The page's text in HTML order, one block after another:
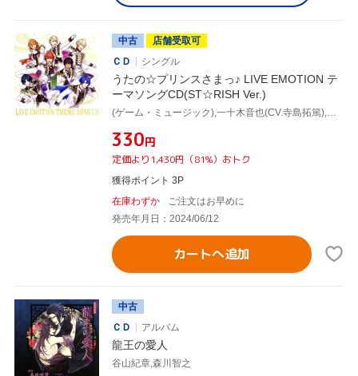
中古
店舗受取可
ＣＤ
シングル
うたの☆プリンスさまっ♪ LIVE EMOTION テ
ーマソングCD(ST☆RISH Ver.)
¥330円
定価より1,430円（81%）おトク
獲得ポイント 3P
在庫わずか
ご注文はお早めに
発売年月日：2024/06/12
カートへ追加
中古
ＣＤ
アルバム
龍王の愛人
谷山紀章,森川智之